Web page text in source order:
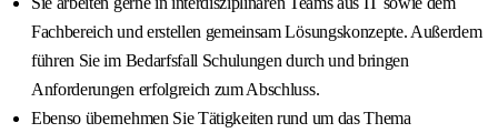
Fachbereich und erstellen gemeinsam Lösungskonzepte. Außerdem
führen Sie im Bedarfsfall Schulungen durch und bringen
Anforderungen erfolgreich zum Abschluss.
Ebenso übernehmen Sie Tätigkeiten rund um das Thema